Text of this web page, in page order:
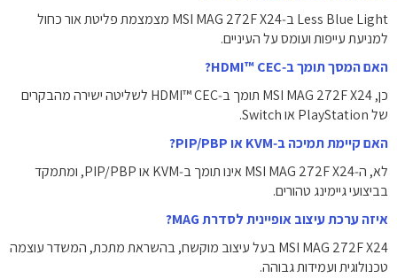
Less Blue Light ב‑MSI MAG 272F X24 מצמצמת פליטת אור כחול
למניעת עייפות ועומס על העיניים.
האם המסך תומך ב‑HDMI™ CEC?
כן, MSI MAG 272F X24 תומך ב‑HDMI™ CEC לשליטה ישירה מהבקרים
של PlayStation או Switch.
האם קיימת תמיכה ב‑KVM או PIP/PBP?
לא, ה‑MSI MAG 272F X24 אינו תומך ב‑KVM או PIP/PBP, ומתמקד
בביצועי גיימינג טהורים.
איזה ערכת עיצוב אופיינית לסדרת MAG?
MSI MAG 272F X24 בעל עיצוב מוקשח, בהשראת מתכת, המשדר עוצמה
טכנולוגית ועמידות גבוהה.